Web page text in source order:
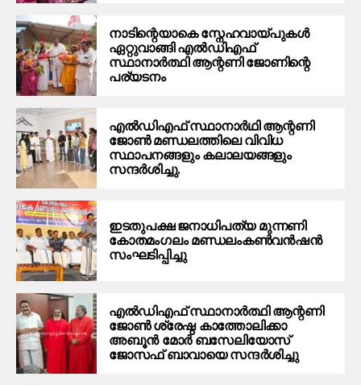
നാടിന്റെയാകെ സ്നേഹവായ്പുകൾ
ഏറ്റുവാങ്ങി എൽഡിഎഫ്
സ്ഥാനാർത്ഥി ആന്റണി ജോണിന്റെ
പര്യടനം
എൽഡിഎഫ് സ്ഥാനാർഥി ആന്റണി
ജോൺ മണ്ഡലത്തിലെ വിവിധ
സ്ഥാപനങ്ങളും കലാലയങ്ങളും
സന്ദർശിച്ചു.
ഇടതുപക്ഷ ജനാധിപത്യ മുന്നണി
കോതമംഗലം മണ്ഡലംകൺവൻഷൻ
സംഘടിപ്പിച്ചു
എൽഡിഎഫ് സ്ഥാനാർത്ഥി ആന്റണി
ജോൺ ശ്രേഷ്ഠ കാത്തോലിക്കാ
അബൂൻ മോർ ബസേലിയോസ്
ജോസഫ് ബാവായെ സന്ദർശിച്ചു